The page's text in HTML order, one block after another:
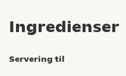
Ingredienser
Servering til